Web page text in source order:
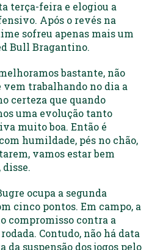
terça-feira e elogiou a
Após o revés na
sofreu apenas mais um
Bull Bragantino.
bastante, não
trabalhando no dia a
certeza que quando
uma evolução tanto
muito boa. Então é
humildade, pés no chão,
vamos estar bem
disse.
ocupa a segunda
cinco pontos. Em campo, a
compromisso contra a
Contudo, não há data
da suspensão dos jogos pelo